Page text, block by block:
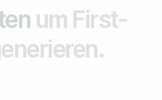
um First-